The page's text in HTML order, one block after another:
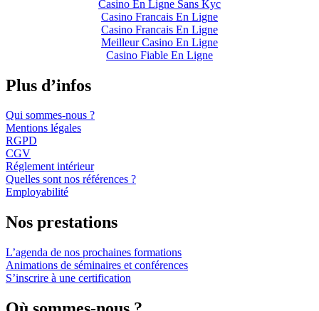
Casino En Ligne Sans Kyc
Casino Francais En Ligne
Casino Francais En Ligne
Meilleur Casino En Ligne
Casino Fiable En Ligne
Plus d’infos
Qui sommes-nous ?
Mentions légales
RGPD
CGV
Réglement intérieur
Quelles sont nos références ?
Employabilité
Nos prestations
L’agenda de nos prochaines formations
Animations de séminaires et conférences
S’inscrire à une certification